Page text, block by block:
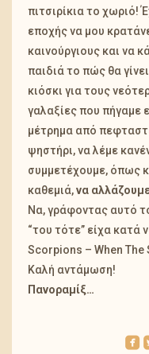
πιτσιρίκια το χωριό!
εποχής να μου
καινούργιους και να
παιδιά το πώς θα
κιόσκι για τους
γαλαξίες που πήγαμε
μέτρημα από
ψηστήρι, να λέμε
συμμετέχουμε, όπως
καθεμιά,να
Να, γράφοντας αυτό
“του τότε” είχα κατά
Scorpions – When The
Καλή αντάμωση!
Πανοραμίξ…
roundedfacebook